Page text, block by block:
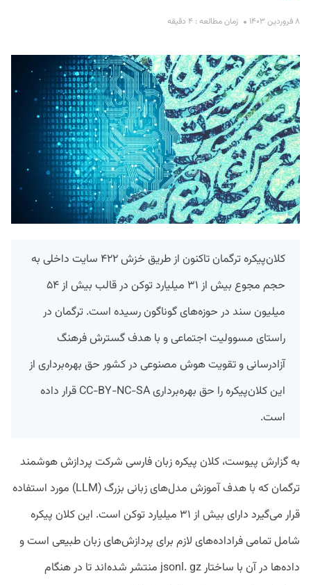
۸ فروردین ۱۴۰۳ زمان مطالعه : ۴ دقیقه
کلان‌پیکره ترگمان تاکنون از طریق خزش ۴۲۲ سایت داخلی به
حجم مجوع بیش از ۳۱ میلیارد توکن در قالب بیش از ۵۴
میلیون سند در حوزه‌های گوناگون رسیده است. ترگمان در
راستای مسوولیت اجتماعی و با هدف گسترش فرهنگ
آزادرسانی و تقویت هوش مصنوعی در کشور حق بهره‌برداری از
این کلان‌پیکره را حق بهره‌برداری CC-BY-NC-SA قرار داده
است.
به گزارش پیوست، کلان پیکره زبان فارسی شرکت پردازش هوشمند
ترگمان که با هدف آموزش مدل‌های زبانی بزرگ (LLM) مورد استفاده
قرار می‌گیرد دارای بیش از ۳۱ میلیارد توکن است. این کلان پیکره
شامل تمامی فراداده‌های لازم برای پردازش‌های زبان طبیعی است و
داده‌ها در آن با ساختار jsonl. gz منتشر شده‌اند تا در هنگام